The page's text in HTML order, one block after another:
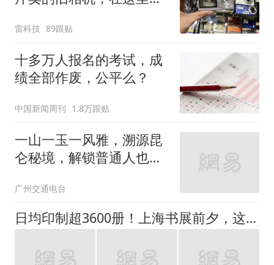
雷科技 89跟贴
十多万人报名的考试，成
绩全部作废，公平么？
中国新闻周刊 1.8万跟贴
一山一玉一风雅，溯源昆
仑秘境，解锁普通人也能
广州交通电台
日均印制超3600册！上海书展前夕，这家印刷厂火力全开